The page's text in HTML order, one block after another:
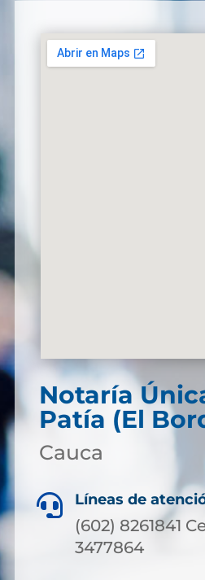
Notaría
Patía (El
Cauca
 Líneas de
(602) 8261841
3477864